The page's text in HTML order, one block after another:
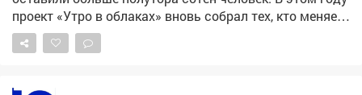
проект «Утро в облаках» вновь собрал тех, кто меняет
тесноту офисов на бескрайнее небо. Чувство полета
ощутила и наша съемочная группа.